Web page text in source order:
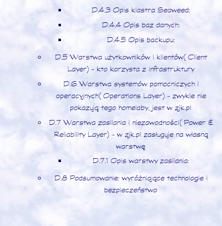
D.4.3 Opis klastra Seaweed:
D.4.4 Opis baz danych:
D.4.5 Opis backupu:
D.5 Warstwa użytkowników i klientów (Client
Layer) - kto korzysta z infrastruktury
D.6 Warstwa systemów pomocniczych i
operacyjnych (Operations Layer) - zwykle nie
pokazują tego homelaby, jest w zjk.pl
D.7 Warstwa zasilania i niezawodności (Power &
Reliability Layer) - w zjk.pl zasługuje na własną
warstwę
D.7.1 Opis warstwy zasilania:
D.8 Podsumowanie: wyróżniające technologie i
bezpieczeństwo